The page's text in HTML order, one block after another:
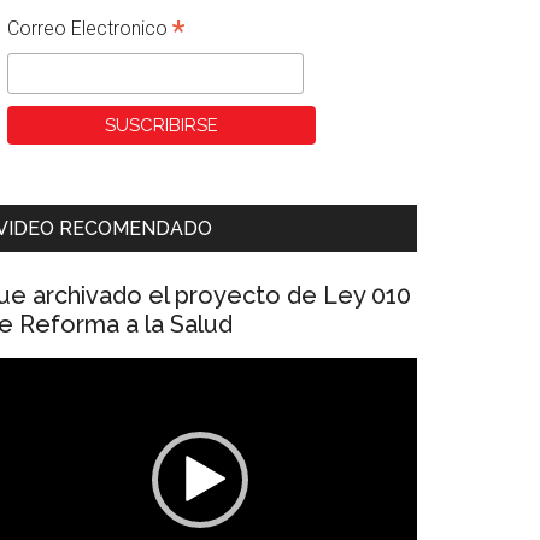
Correo Electronico *
RECOMENDADO
archivado el proyecto de Ley 010
Reforma a la Salud